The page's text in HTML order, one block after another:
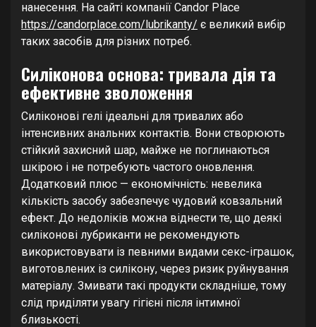
нанесення. На сайті компанії Candor Place
https://candorplace.com/lubrikanty/ є великий вибір
таких засобів для різних потреб.
Силіконова основа: тривала дія та
ефективне зволоження
Силіконові гелі ідеальні для тривалих або
інтенсивних анальних контактів. Вони створюють
стійкий захисний шар, майже не поглинаються
шкірою і не потребують частого оновлення.
Додатковий плюс — економічність: невелика
кількість засобу забезпечує чудовий ковзальний
ефект. До недоліків можна віднести те, що деякі
силіконові лубриканти не рекомендують
використовувати із певними видами секс-іграшок,
виготовлених із силікону, через ризик руйнування
матеріалу. Змивати такі продукти складніше, тому
слід приділяти увагу гігієні після інтимної
близькості.